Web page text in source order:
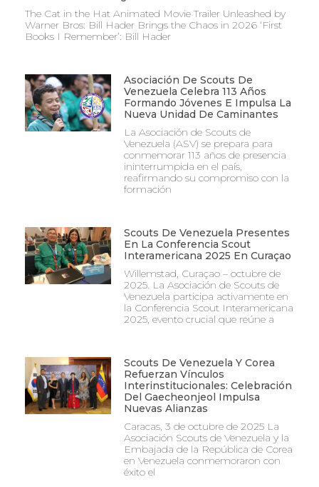
The Cat in the Hat Animated Movie Trailer Unleashed by
Warner Bros: Bill Hader Brings the Chaos in 2026 ‘First
Books I Remember’: Bill Hader
Asociación De Scouts De
Venezuela Celebra 113 Años
Formando Jóvenes E Impulsa La
Nueva Unidad De Caminantes
La Asociación de Scouts de
Venezuela (ASV) se prepara para
conmemorar 113 años de presencia
ininterrumpida en el país,
reafirmando su compromiso con la
formación
Scouts De Venezuela Presentes
En La Conferencia Scout
Interamericana 2025 En Curaçao
Willemstad, Curaçao – octubre de
2025. La Asociación de Scouts de
Venezuela participa activamente en
la Conferencia Scout Interamericana
2025, evento crucial que reúne a
Scouts De Venezuela Y Corea
Refuerzan Vínculos
Interinstitucionales: Celebración
Del Gaecheonjeol Impulsa
Nuevas Alianzas
Caracas, 3 de octubre de 2025 La
Asociación Scouts de Venezuela y la
Embajada de la República de Corea
en Venezuela conmemoraron con
éxito el